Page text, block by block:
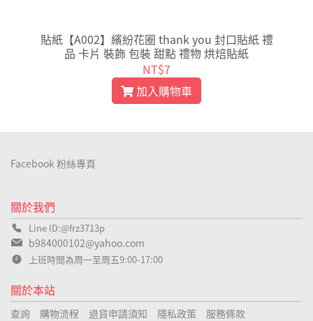
貼紙【A002】繽紛花圈 thank you 封口貼紙 禮
品 卡片 裝飾 包裝 甜點 禮物 烘焙貼紙
NT$7
加入購物車
關於我們
Line ID:@frz3713p
b984000102@yahoo.com
上班時間為周一至周五9:00-17:00
關於本站
查詢 購物流程 退貨申請須知 隱私政策 服務條款
Facebook 粉絲專頁